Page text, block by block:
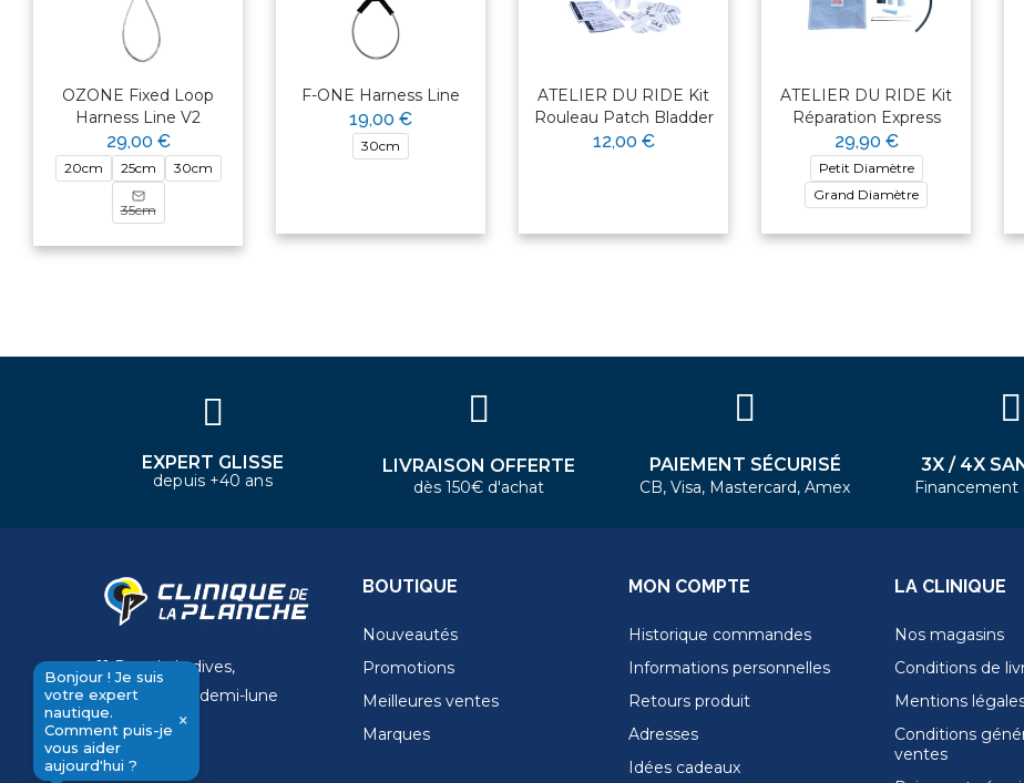
OZONE Fixed Loop
Harness Line V2
29,00 €
20cm 25cm 30cm
35cm
F-ONE Harness Line
19,00 €
30cm
ATELIER DU RIDE Kit
Rouleau Patch Bladder
12,00 €
ATELIER DU RIDE Kit
Réparation Express
29,90 €
Petit Diamètre
Grand Diamètre
×
send
Bonjour ! Je suis
votre expert
nautique.
Comment puis-je
vous aider
aujourd'hui ?
×
EXPERT GLISSE
depuis +40 ans
LIVRAISON OFFERTE
dès 150€ d'achat
PAIEMENT SÉCURISÉ
CB, Visa, Mastercard, Amex
3X / 4X
Financement
11 Rue de la dives,
4 Place de la demi-lune
14000 Caen
BOUTIQUE
Nouveautés
Promotions
Meilleures ventes
Marques
MON COMPTE
Historique commandes
Informations personnelles
Retours produit
Adresses
Idées cadeaux
LA CLINIQUE
Nos magasins
Conditions de
Mentions
Conditions
ventes